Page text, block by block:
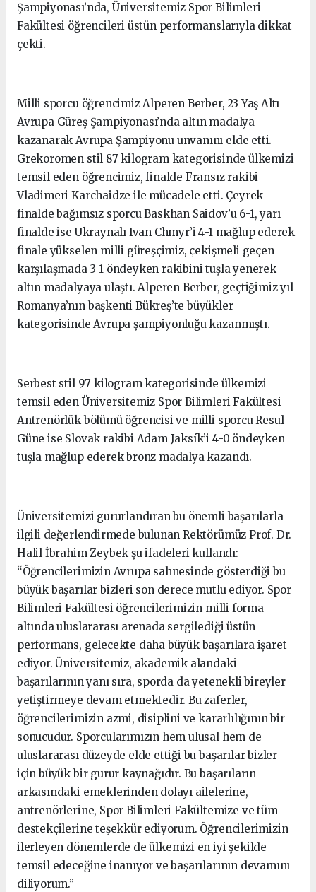
Şampiyonası’nda, Üniversitemiz Spor Bilimleri
Fakültesi öğrencileri üstün performanslarıyla dikkat
çekti.
Milli sporcu öğrencimiz Alperen Berber, 23 Yaş Altı
Avrupa Güreş Şampiyonası’nda altın madalya
kazanarak Avrupa Şampiyonu unvanını elde etti.
Grekoromen stil 87 kilogram kategorisinde ülkemizi
temsil eden öğrencimiz, finalde Fransız rakibi
Vladimeri Karchaidze ile mücadele etti. Çeyrek
finalde bağımsız sporcu Baskhan Saidov’u 6-1, yarı
finalde ise Ukraynalı Ivan Chmyr’i 4-1 mağlup ederek
finale yükselen milli güreşçimiz, çekişmeli geçen
karşılaşmada 3-1 öndeyken rakibini tuşla yenerek
altın madalyaya ulaştı. Alperen Berber, geçtiğimiz yıl
Romanya’nın başkenti Bükreş’te büyükler
kategorisinde Avrupa şampiyonluğu kazanmıştı.
Serbest stil 97 kilogram kategorisinde ülkemizi
temsil eden Üniversitemiz Spor Bilimleri Fakültesi
Antrenörlük bölümü öğrencisi ve milli sporcu Resul
Güne ise Slovak rakibi Adam Jaksík’i 4-0 öndeyken
tuşla mağlup ederek bronz madalya kazandı.
Üniversitemizi gururlandıran bu önemli başarılarla
ilgili değerlendirmede bulunan Rektörümüz Prof. Dr.
Halil İbrahim Zeybek şu ifadeleri kullandı:
“Öğrencilerimizin Avrupa sahnesinde gösterdiği bu
büyük başarılar bizleri son derece mutlu ediyor. Spor
Bilimleri Fakültesi öğrencilerimizin milli forma
altında uluslararası arenada sergilediği üstün
performans, gelecekte daha büyük başarılara işaret
ediyor. Üniversitemiz, akademik alandaki
başarılarının yanı sıra, sporda da yetenekli bireyler
yetiştirmeye devam etmektedir. Bu zaferler,
öğrencilerimizin azmi, disiplini ve kararlılığının bir
sonucudur. Sporcularımızın hem ulusal hem de
uluslararası düzeyde elde ettiği bu başarılar bizler
için büyük bir gurur kaynağıdır. Bu başarıların
arkasındaki emeklerinden dolayı ailelerine,
antrenörlerine, Spor Bilimleri Fakültemize ve tüm
destekçilerine teşekkür ediyorum. Öğrencilerimizin
ilerleyen dönemlerde de ülkemizi en iyi şekilde
temsil edeceğine inanıyor ve başarılarının devamını
diliyorum.”